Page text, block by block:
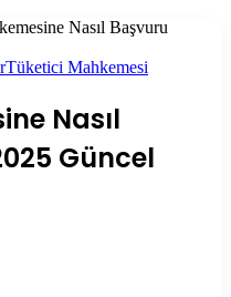
Nasıl Başvuru
Tüketici Mahkemesi
Nasıl
Güncel